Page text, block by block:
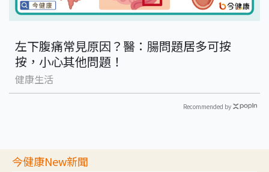
左下腹痛常見原因？醫：腸問題居多可按
按，小心其他問題！
健康生活
Recommended by
今健康New新聞